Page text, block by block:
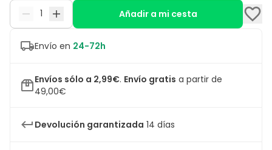
Añadir a mi cesta
Envío en 24-72h
Envíos sólo a 2,99€. Envío gratis a partir de
49,00€
Devolución garantizada 14 días